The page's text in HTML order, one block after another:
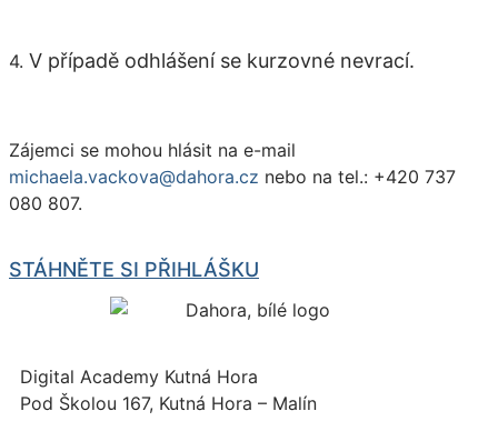
4. V případě odhlášení se kurzovné nevrací.
Zájemci se mohou hlásit na e-mail
michaela.vackova@dahora.cz nebo na tel.: +420 737
080 807.
STÁHNĚTE SI PŘIHLÁŠKU
Digital Academy Kutná Hora
Pod Školou 167, Kutná Hora – Malín